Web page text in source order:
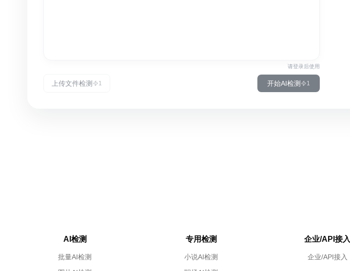
请登录后使用
上传文件检测 1 开始AI检测 1
AI检测
批量AI检测
专用检测
小说AI检测
企业/API接入
企业/API接入